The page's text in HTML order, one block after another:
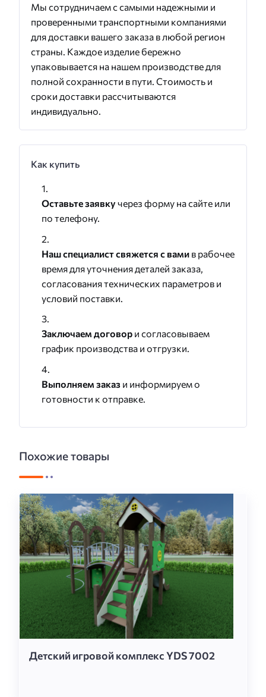
Мы сотрудничаем с самыми надежными и
проверенными транспортными компаниями
для доставки вашего заказа в любой регион
страны. Каждое изделие бережно
упаковывается на нашем производстве для
полной сохранности в пути. Стоимость и
сроки доставки рассчитываются
индивидуально.
Как купить
Оставьте заявкучерез форму на сайте или
по телефону.
Наш специалист свяжется с вами в рабочее
время для уточнения деталей заказа,
согласования технических параметров и
условий поставки.
Заключаем договор и согласовываем
график производства и отгрузки.
Выполняем заказ и информируем о
готовности к отправке.
Похожие товары
Детский игровой комплекс YDS 7002